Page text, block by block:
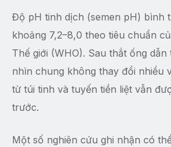
Độ pH tinh dịch (semen pH) bình
khoảng 7,2–8,0 theo tiêu chuẩn
Thế giới (WHO). Sau thắt ống
nhìn chung không thay đổi nhiều
từ túi tinh và tuyến tiền liệt vẫn
trước.
Một số nghiên cứu ghi nhận có